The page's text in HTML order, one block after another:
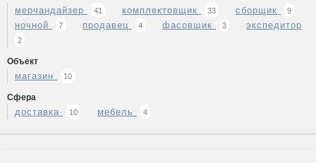
мерчандайзер 41 комплектовщик 33 сборщик 9
ночной 7 продавец 4 фасовщик 3 экспедитор
2
Объект
магазин 10
Сфера
доставка 10 мебель 4